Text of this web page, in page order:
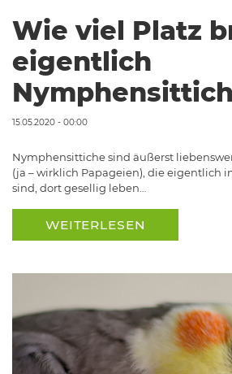
Wie viel Platz
eigentlich
15.05.2020 - 00:00
Nymphensittiche sind äußerst
(ja – wirklich Papageien), die eigentlich
sind, dort gesellig leben…
WEITERLESEN